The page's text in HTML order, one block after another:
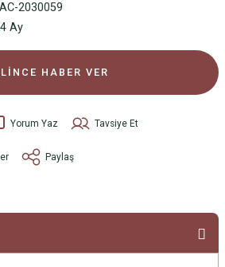
2030059
Ay
HABER VER
Yorum Yaz Tavsiye Et
Paylaş